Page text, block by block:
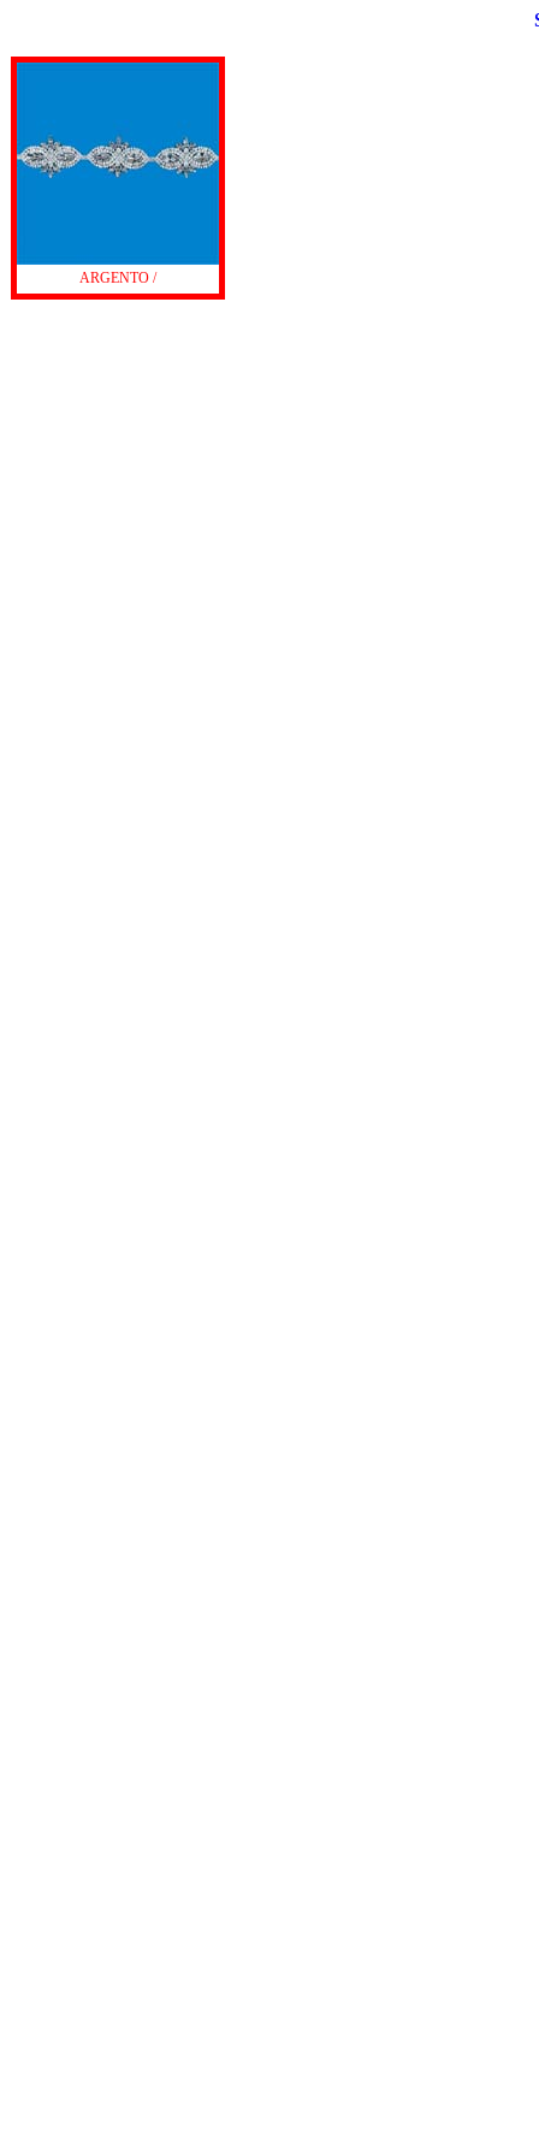
ARGENTO /